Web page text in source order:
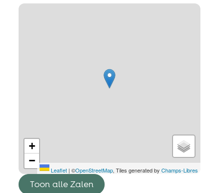
+
−
Leaflet | ©OpenStreetMap, Tiles generated by Champs-Libres
Toon alle Zalen